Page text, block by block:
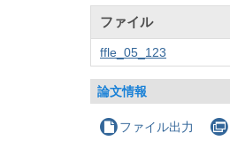
ファイル
ffle_05_123
論文情報
ファイル出力